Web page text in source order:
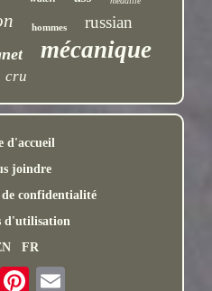
hommes russian
mécanique
cru
d'accueil
joindre
confidentialité
d'utilisation
FR